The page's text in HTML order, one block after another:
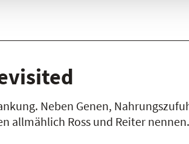
Neben Genen,
allmählich Ross und Reiter nennen.